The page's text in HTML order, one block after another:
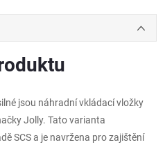
jsou náhradní vkládací vložky
Jolly. Tato varianta
SCS a je navržena pro zajištění